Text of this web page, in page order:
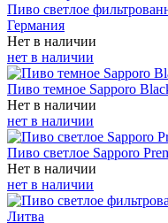
Пиво светлое
Германия
Нет в наличии
нет в наличии
Пиво темное Sapporo
Нет в наличии
нет в наличии
Пиво светлое Sapporo
Нет в наличии
нет в наличии